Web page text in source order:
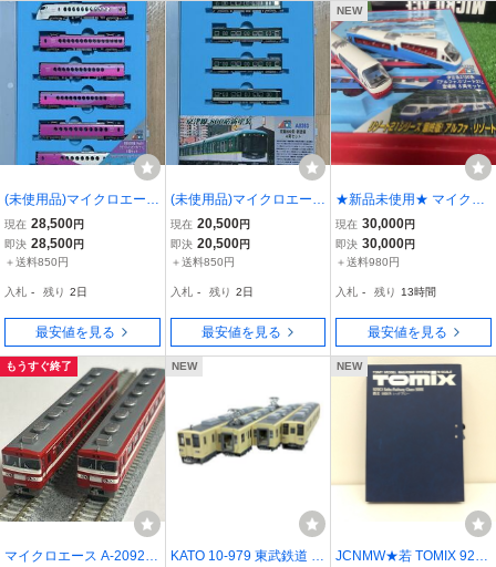
(未使用品)マイクロエース
A0753 南海50000系 peac
h×ラピート ハッピーライ
ナー 6両セット
現在 28,500円
即決 28,500円
＋送料850円
入札 - 残り 2日
最安値を見る
(未使用品)マイクロエース
A8363 京阪800系・新塗
装 4両セット
現在 20,500円
即決 20,500円
＋送料850円
入札 - 残り 2日
最安値を見る
NEW
★新品未使用★ マイクロ
エース A2260 伊豆急210
0系 アルファ・リゾート2
1 登場時 8両セット
現在 30,000円
即決 30,000円
＋送料980円
入札 - 残り 13時間
最安値を見る
もうすぐ終了
マイクロエース A-2092
NEW
KATO 10-979 東武鉄道 8
NEW
JCNMW★若 TOMIX 9200